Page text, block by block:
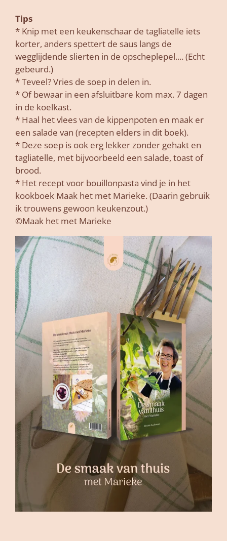
Tips
* Knip met een keukenschaar de tagliatelle iets
korter, anders spettert de saus langs de
wegglijdende slierten in de opscheplepel.... (Echt
gebeurd.)
* Teveel? Vries de soep in delen in.
* Of bewaar in een afsluitbare kom max. 7 dagen
in de koelkast.
* Haal het vlees van de kippenpoten en maak er
een salade van (recepten elders in dit boek).
* Deze soep is ook erg lekker zonder gehakt en
tagliatelle, met bijvoorbeeld een salade, toast of
brood.
* Het recept voor bouillonpasta vind je in het
kookboek Maak het met Marieke. (Daarin gebruik
ik trouwens gewoon keukenzout.)
©Maak het met Marieke